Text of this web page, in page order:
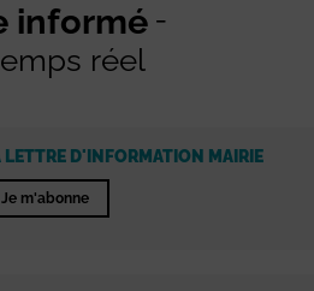
informé
réel
LETTRE D'INFORMATION MAIRIE
Je m'abonne